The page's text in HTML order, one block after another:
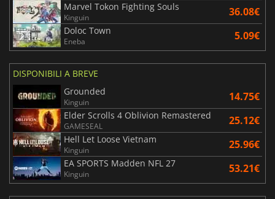
Marvel Tokon Fighting Souls
Kinguin 36.08€
Doloc Town
Eneba 5.09€
DISPONIBILI A BREVE
Grounded
Kinguin 14.75€
Elder Scrolls 4 Oblivion Remastered
GAMESEAL 25.12€
Hell Let Loose Vietnam
Kinguin 25.96€
EA SPORTS Madden NFL 27
Kinguin 53.21€